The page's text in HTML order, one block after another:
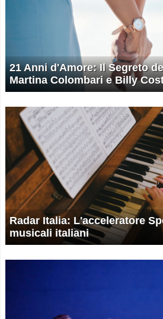
21 Anni d'Amore: Il Segreto
Martina Colombari e Billy
Radar Italia: L'acceleratore
musicali italiani